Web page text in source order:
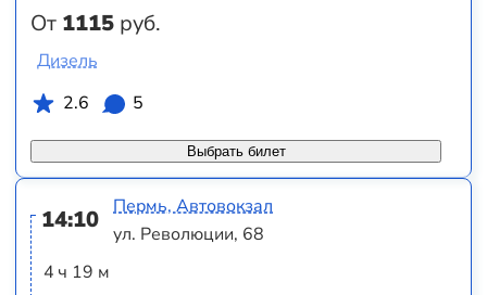
От 1115 руб.
Выбрать билет
Дизель
2.6
5
14:10
4 ч 19 м
Пермь, Автовокзал
ул. Революции, 68